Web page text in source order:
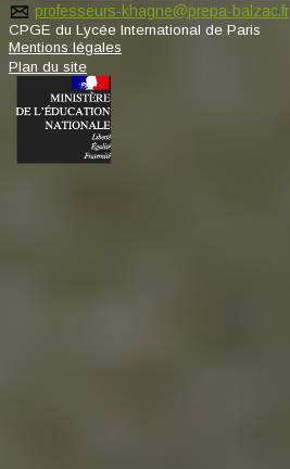
professeurs-khagne@prepa-balzac.fr
CPGE du Lycée International de Paris
Mentions légales
Plan du site